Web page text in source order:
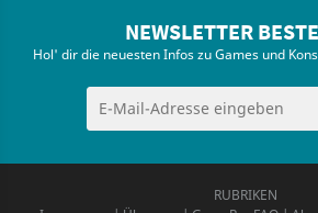
NEWSLETTER
Hol' dir die neuesten Infos zu Games und
RUBRIKEN